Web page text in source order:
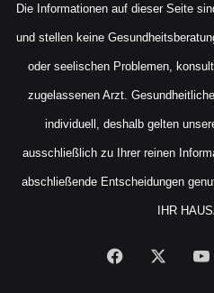
Die Informationen auf dieser Seite
und stellen keine
oder seelischen Problemen,
zugelassenen Arzt.
individuell, deshalb gelten
ausschließlich zu Ihrer reinen
abschließende Entscheidungen
IHR
Facebook